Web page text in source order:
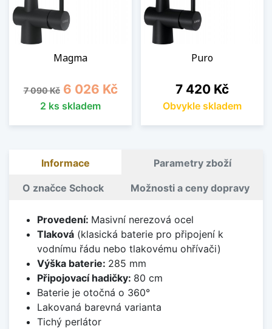
Magma
Běžná cena
7 090 Kč Cena
6 026 Kč
2 ks skladem
Puro
Cena
7 420 Kč
Obvykle skladem
Informace Parametry zboží
O značce Schock Možnosti a ceny dopravy
Provedení: Masivní nerezová ocel
Tlaková(klasická baterie pro připojení k
vodnímu řádu nebo tlakovému ohřívači)
Výška baterie: 285 mm
Připojovací hadičky: 80 cm
Baterie je otočná o 360°
Lakovaná barevná varianta
Tichý perlátor